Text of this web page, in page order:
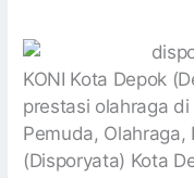
KONI Kota Depok
prestasi olahraga
Pemuda,
(Disporyata) Kota